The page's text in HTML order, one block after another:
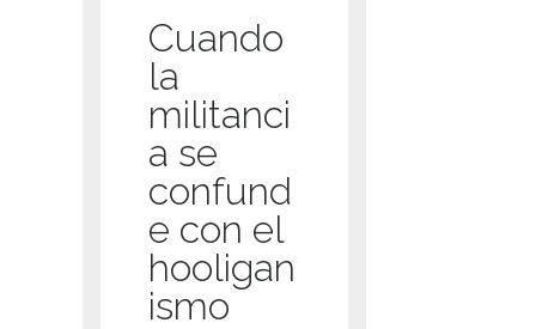
Cuando
la
militanci
a se
confund
e con el
hooligan
ismo